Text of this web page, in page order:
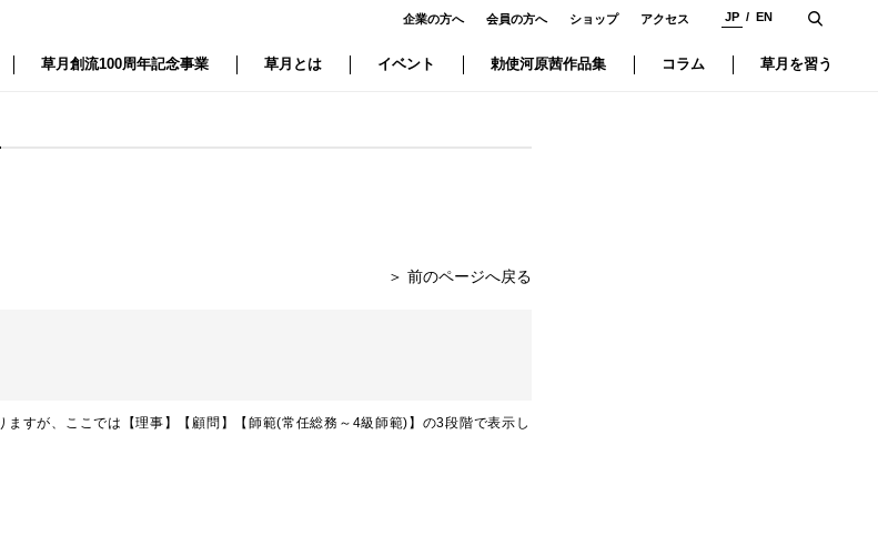
企業の方へ 会員の方へ ショップ アクセス JP EN
草月創流100周年記念事業 草月とは イベント 勅使河原茜作品集 コラム 草月を習う
＞ 前のページへ戻る
すが、ここでは【理事】【顧問】【師範(常任総務～4級師範)】の3段階で表示し